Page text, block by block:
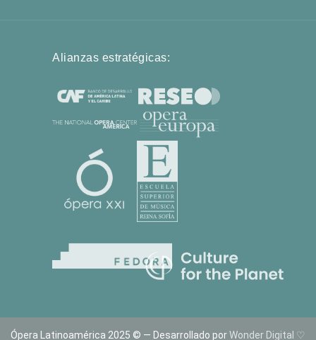
Alianzas estratégicas:
Ópera Latinoamérica 2025 © — Desarrollado porWonder Digital ♡